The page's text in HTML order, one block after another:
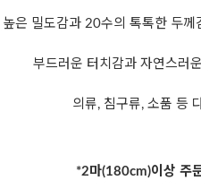
높은 밀도감과 20수의 톡톡한 두께
부드러운 터치감과 자연스러
의류, 침구류, 소품 등
*2마(180cm)이상 주